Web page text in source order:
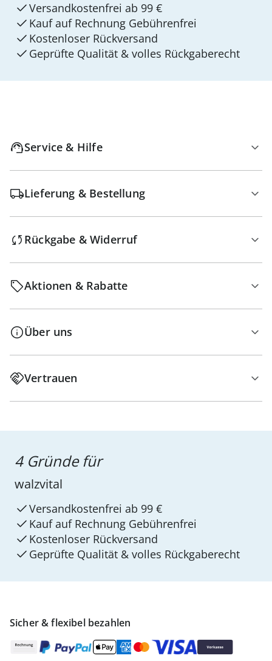
Versandkostenfrei ab 99 €
Kauf auf Rechnung Gebührenfrei
Kostenloser Rückversand
Geprüfte Qualität & volles Rückgaberecht
Service & Hilfe
Lieferung & Bestellung
Rückgabe & Widerruf
Aktionen & Rabatte
Über uns
Vertrauen
Sicher & flexibel bezahlen
4 Gründe für
walzvital
Versandkostenfrei ab 99 €
Kauf auf Rechnung Gebührenfrei
Kostenloser Rückversand
Geprüfte Qualität & volles Rückgaberecht